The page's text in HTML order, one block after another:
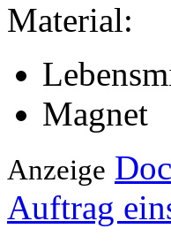
Material:
Magnet
Anzeige
Auftrag